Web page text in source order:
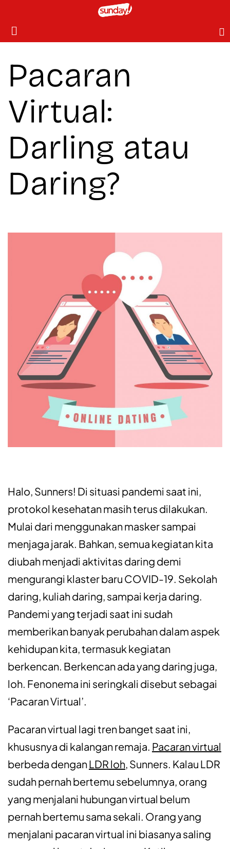
Pacaran
Virtual:
Darling atau
Daring?
Halo, Sunners! Di situasi pandemi saat ini,
protokol kesehatan masih terus dilakukan.
Mulai dari menggunakan masker sampai
menjaga jarak. Bahkan, semua kegiatan kita
diubah menjadi aktivitas daring demi
mengurangi klaster baru COVID-19. Sekolah
daring, kuliah daring, sampai kerja daring.
Pandemi yang terjadi saat ini sudah
memberikan banyak perubahan dalam aspek
kehidupan kita, termasuk kegiatan
berkencan. Berkencan ada yang daring juga,
loh. Fenonema ini seringkali disebut sebagai
‘Pacaran Virtual’.
Pacaran virtual lagi tren banget saat ini,
khususnya di kalangan remaja. Pacaran virtual
berbeda denganLDR loh, Sunners. Kalau LDR
sudah pernah bertemu sebelumnya, orang
yang menjalani hubungan virtual belum
pernah bertemu sama sekali. Orang yang
menjalani pacaran virtual ini biasanya saling